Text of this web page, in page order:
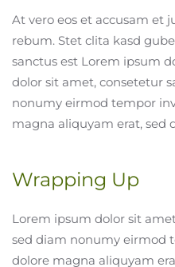
At vero eos et accusam et
rebum. Stet clita kasd
sanctus est Lorem ipsum
dolor sit amet, consetetur
nonumy eirmod tempor
magna aliquyam erat, sed
Wrapping Up
Lorem ipsum dolor sit
sed diam nonumy eirmod
dolore magna aliquyam